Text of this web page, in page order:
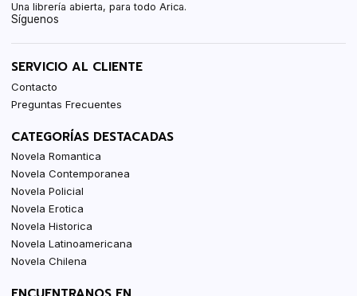
Una librería abierta, para todo Arica.
Síguenos
SERVICIO AL CLIENTE
Contacto
Preguntas Frecuentes
CATEGORÍAS DESTACADAS
Novela Romantica
Novela Contemporanea
Novela Policial
Novela Erotica
Novela Historica
Novela Latinoamericana
Novela Chilena